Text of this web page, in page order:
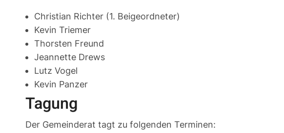
Christian Richter (1. Beigeordneter)
Kevin Triemer
Thorsten Freund
Jeannette Drews
Lutz Vogel
Kevin Panzer
Tagung
Der Gemeinderat tagt zu folgenden Terminen: